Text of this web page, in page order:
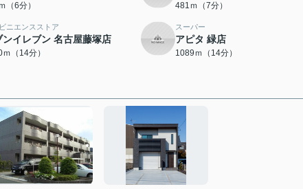
（6分） 481ｍ（7分）
ニエンスストア
ンイレブン 名古屋藤塚店
（14分）
スーパー
アピタ 緑店
1089ｍ（14分）